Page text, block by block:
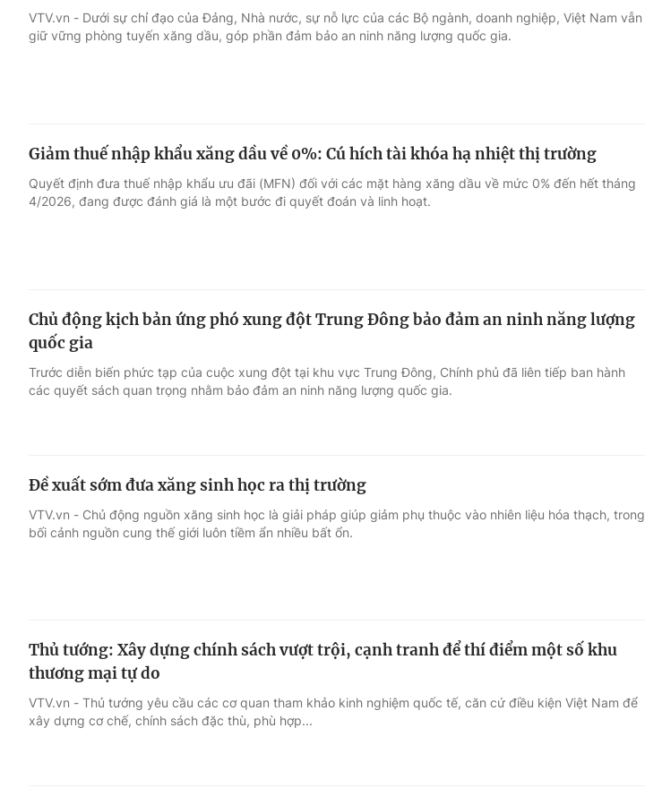
VTV.vn - Dưới sự chỉ đạo của Đảng, Nhà nước, sự nỗ lực của các Bộ ngành, doanh nghiệp, Việt Nam vẫn
giữ vững phòng tuyến xăng dầu, góp phần đảm bảo an ninh năng lượng quốc gia.
Giảm thuế nhập khẩu xăng dầu về 0%: Cú hích tài khóa hạ nhiệt thị trường
Quyết định đưa thuế nhập khẩu ưu đãi (MFN) đối với các mặt hàng xăng dầu về mức 0% đến hết tháng
4/2026, đang được đánh giá là một bước đi quyết đoán và linh hoạt.
Chủ động kịch bản ứng phó xung đột Trung Đông bảo đảm an ninh năng lượng
quốc gia
Trước diễn biến phức tạp của cuộc xung đột tại khu vực Trung Đông, Chính phủ đã liên tiếp ban hành
các quyết sách quan trọng nhằm bảo đảm an ninh năng lượng quốc gia.
Đề xuất sớm đưa xăng sinh học ra thị trường
VTV.vn - Chủ động nguồn xăng sinh học là giải pháp giúp giảm phụ thuộc vào nhiên liệu hóa thạch, trong
bối cảnh nguồn cung thế giới luôn tiềm ẩn nhiều bất ổn.
Thủ tướng: Xây dựng chính sách vượt trội, cạnh tranh để thí điểm một số khu
thương mại tự do
VTV.vn - Thủ tướng yêu cầu các cơ quan tham khảo kinh nghiệm quốc tế, căn cứ điều kiện Việt Nam để
xây dựng cơ chế, chính sách đặc thù, phù hợp...